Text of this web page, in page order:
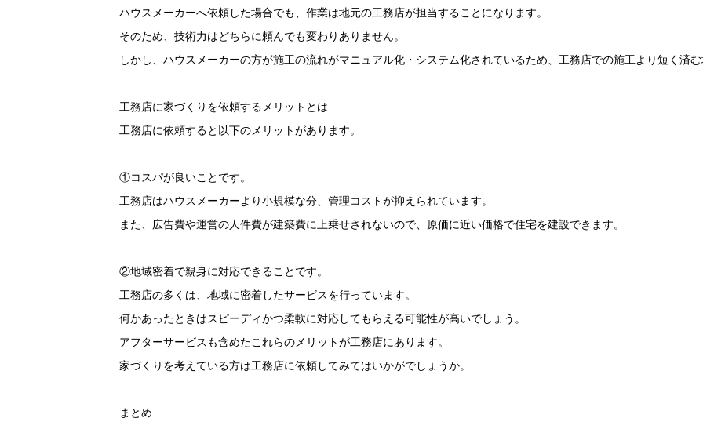
ハウスメーカーへ依頼した場合でも、作業は地元の工務店が担当することになります。
そのため、技術力はどちらに頼んでも変わりありません。
しかし、ハウスメーカーの方が施工の流れがマニュアル化・システム化されているため、工務店での施工より短く済む
工務店に家づくりを依頼するメリットとは
工務店に依頼すると以下のメリットがあります。
①コスパが良いことです。
工務店はハウスメーカーより小規模な分、管理コストが抑えられています。
また、広告費や運営の人件費が建築費に上乗せされないので、原価に近い価格で住宅を建設できます。
②地域密着で親身に対応できることです。
工務店の多くは、地域に密着したサービスを行っています。
何かあったときはスピーディかつ柔軟に対応してもらえる可能性が高いでしょう。
アフターサービスも含めたこれらのメリットが工務店にあります。
家づくりを考えている方は工務店に依頼してみてはいかがでしょうか。
まとめ